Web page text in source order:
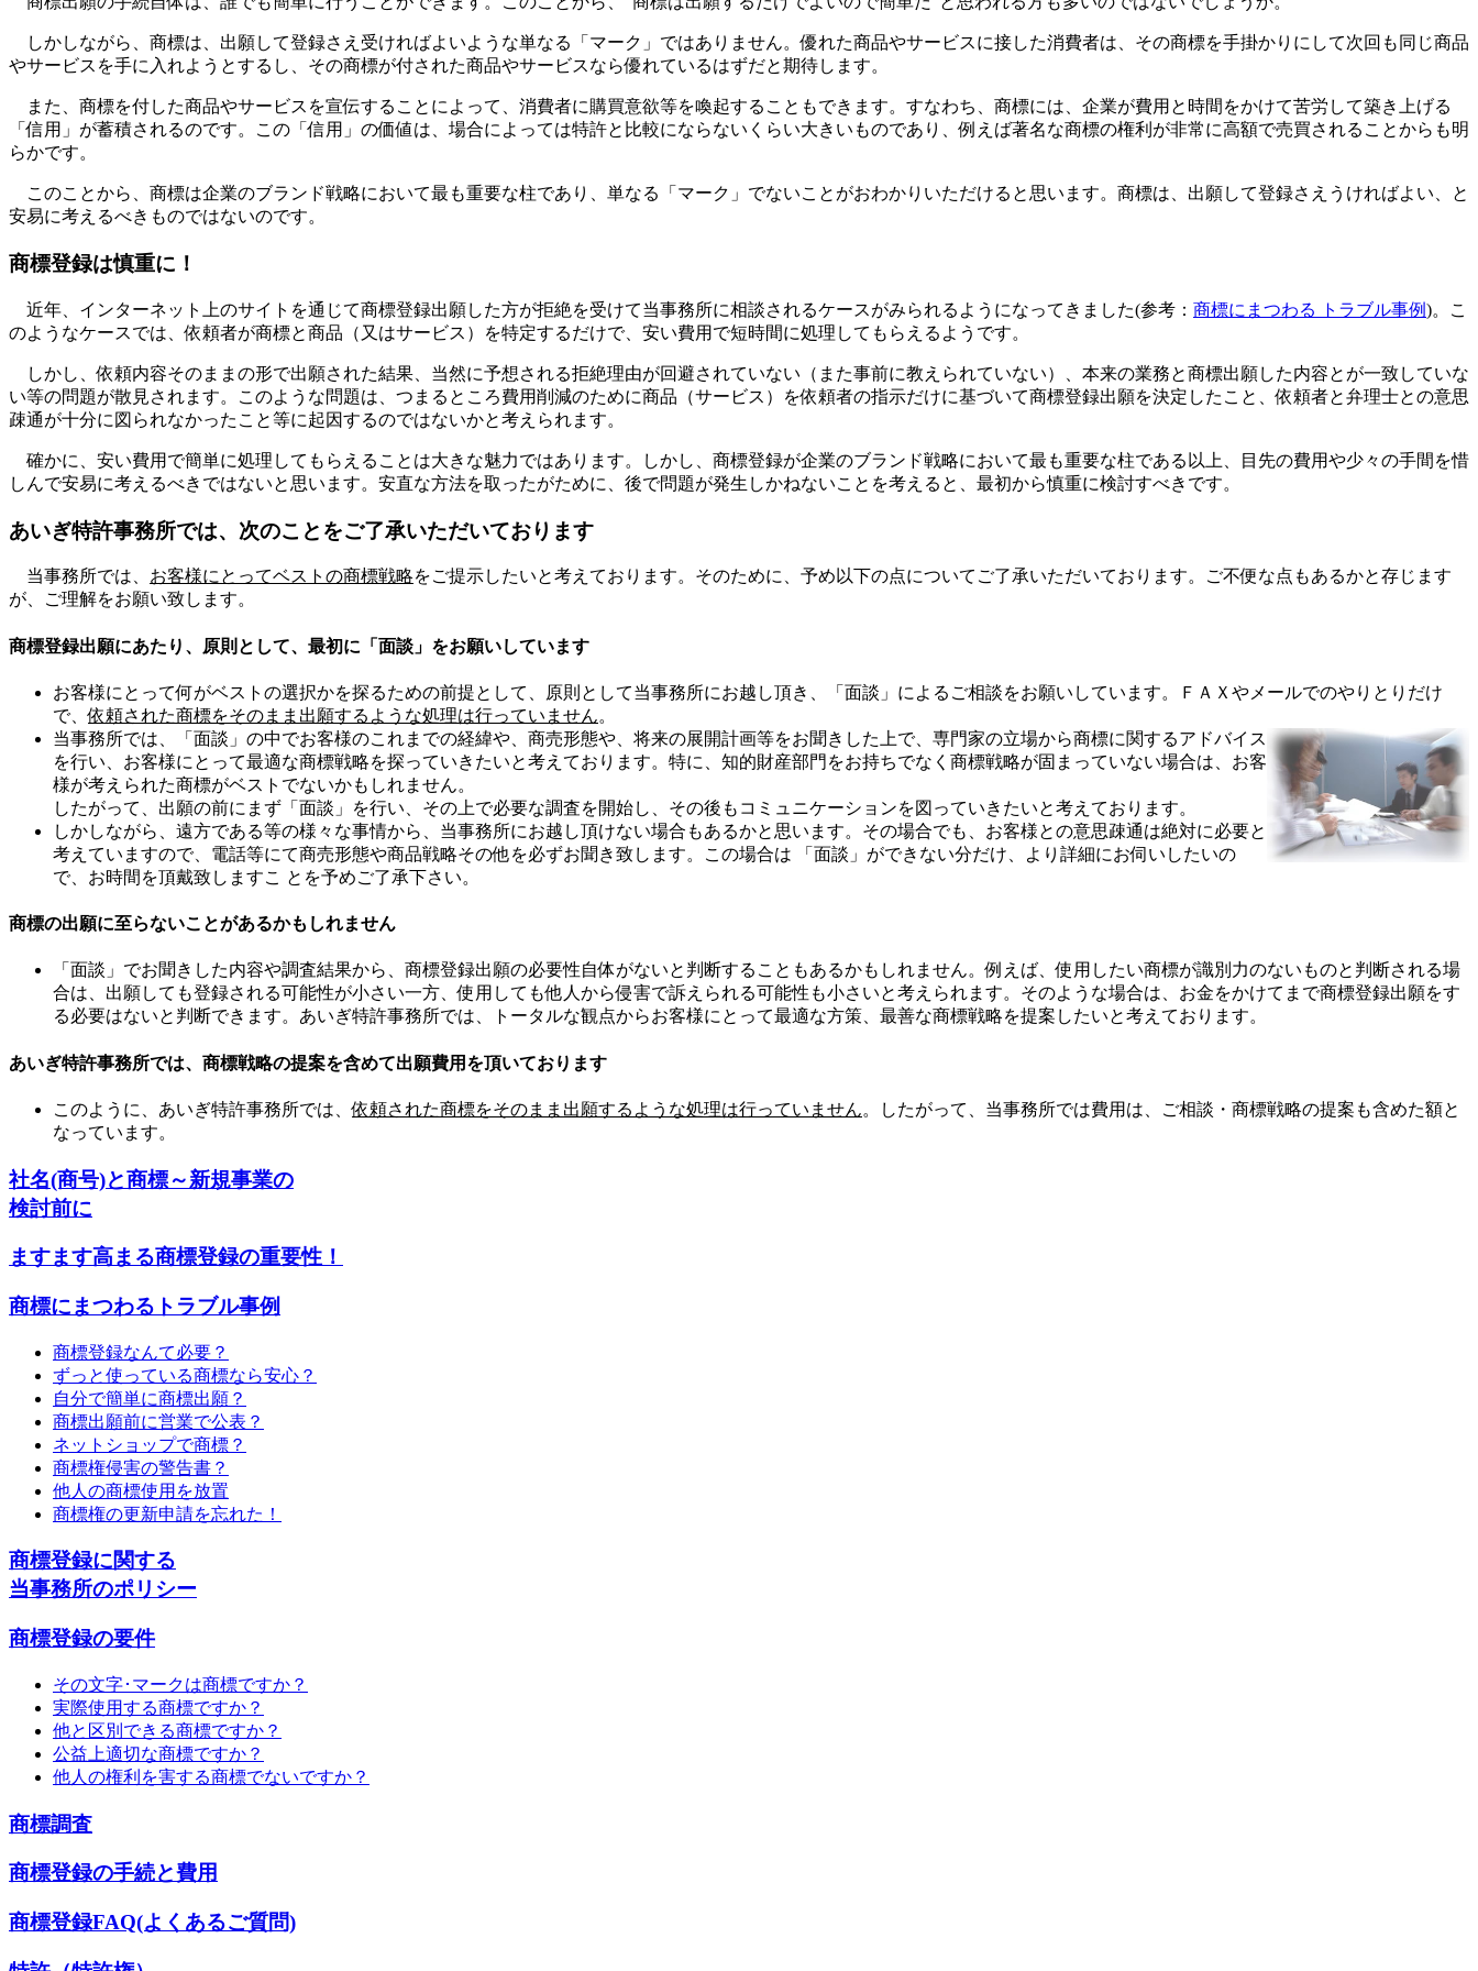
しかしながら、商標は、出願して登録さえ受ければよいような単なる「マーク」ではありません。優れた商品やサービスに接した消費者は、その商標を手掛かりにして次回も同じ商品
やサービスを手に入れようとするし、その商標が付された商品やサービスなら優れているはずだと期待します。
また、商標を付した商品やサービスを宣伝することによって、消費者に購買意欲等を喚起することもできます。すなわち、商標には、企業が費用と時間をかけて苦労して築き上げる
「信用」が蓄積されるのです。この「信用」の価値は、場合によっては特許と比較にならないくらい大きいものであり、例えば著名な商標の権利が非常に高額で売買されることからも明
らかです。
このことから、商標は企業のブランド戦略において最も重要な柱であり、単なる「マーク」でないことがおわかりいただけると思います。商標は、出願して登録さえうければよい、と
安易に考えるべきものではないのです。
商標登録は慎重に！
近年、インターネット上のサイトを通じて商標登録出願した方が拒絶を受けて当事務所に相談されるケースがみられるようになってきました(参考： 商標にまつわる トラブル事例)。こ
のようなケースでは、依頼者が商標と商品（又はサービス）を特定するだけで、安い費用で短時間に処理してもらえるようです。
しかし、依頼内容そのままの形で出願された結果、当然に予想される拒絶理由が回避されていない（また事前に教えられていない）、本来の業務と商標出願した内容とが一致していな
い等の問題が散見されます。このような問題は、つまるところ費用削減のために商品（サービス）を依頼者の指示だけに基づいて商標登録出願を決定したこと、依頼者と弁理士との意思
疎通が十分に図られなかったこと等に起因するのではないかと考えられます。
確かに、安い費用で簡単に処理してもらえることは大きな魅力ではあります。しかし、商標登録が企業のブランド戦略において最も重要な柱である以上、目先の費用や少々の手間を惜
しんで安易に考えるべきではないと思います。安直な方法を取ったがために、後で問題が発生しかねないことを考えると、最初から慎重に検討すべきです。
あいぎ特許事務所では、次のことをご了承いただいております
当事務所では、 お客様にとってベストの商標戦略をご提示したいと考えております。そのために、予め以下の点についてご了承いただいております。ご不便な点もあるかと存じます
が、ご理解をお願い致します。
商標登録出願にあたり、原則として、最初に「面談」をお願いしています
お客様にとって何がベストの選択かを探るための前提として、原則として当事務所にお越し頂き、「面談」によるご相談をお願いしています。ＦＡＸやメールでのやりとりだけ
で、依頼された商標をそのまま出願するような処理は行っていません。
当事務所では、「面談」の中でお客様のこれまでの経緯や、商売形態や、将来の展開計画等をお聞きした上で、専門家の立場から商標に関するアドバイス
を行い、お客様にとって最適な商標戦略を探っていきたいと考えております。特に、知的財産部門をお持ちでなく商標戦略が固まっていない場合は、お客
様が考えられた商標がベストでないかもしれません。
したがって、出願の前にまず「面談」を行い、その上で必要な調査を開始し、その後もコミュニケーションを図っていきたいと考えております。
しかしながら、遠方である等の様々な事情から、当事務所にお越し頂けない場合もあるかと思います。その場合でも、お客様との意思疎通は絶対に必要と
考えていますので、電話等にて商売形態や商品戦略その他を必ずお聞き致します。この場合は 「面談」ができない分だけ、より詳細にお伺いしたいの
で、お時間を頂戴致しますこ とを予めご了承下さい。
商標の出願に至らないことがあるかもしれません
「面談」でお聞きした内容や調査結果から、商標登録出願の必要性自体がないと判断することもあるかもしれません。例えば、使用したい商標が識別力のないものと判断される場
合は、出願しても登録される可能性が小さい一方、使用しても他人から侵害で訴えられる可能性も小さいと考えられます。そのような場合は、お金をかけてまで商標登録出願をす
る必要はないと判断できます。あいぎ特許事務所では、トータルな観点からお客様にとって最適な方策、最善な商標戦略を提案したいと考えております。
あいぎ特許事務所では、商標戦略の提案を含めて出願費用を頂いております
このように、あいぎ特許事務所では、依頼された商標をそのまま出願するような処理は行っていません。したがって、当事務所では費用は、ご相談・商標戦略の提案も含めた額と
なっています。
社名(商号)と商標～新規事業の
検討前に
ますます高まる商標登録の重要性！
商標にまつわるトラブル事例
商標登録なんて必要？
ずっと使っている商標なら安心？
自分で簡単に商標出願？
商標出願前に営業で公表？
ネットショップで商標？
商標権侵害の警告書？
他人の商標使用を放置
商標権の更新申請を忘れた！
商標登録に関する
当事務所のポリシー
商標登録の要件
その文字･マークは商標ですか？
実際使用する商標ですか？
他と区別できる商標ですか？
公益上適切な商標ですか？
他人の権利を害する商標でないですか？
商標調査
商標登録の手続と費用
商標登録FAQ(よくあるご質問)